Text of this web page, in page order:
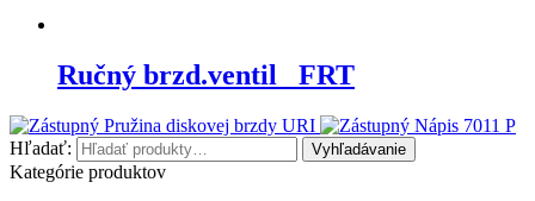
Ručný brzd.ventil_ FRT
Pružina diskovej brzdy URI
Nápis 7011 P
Hľadať:
Vyhľadávanie
Kategórie produktov